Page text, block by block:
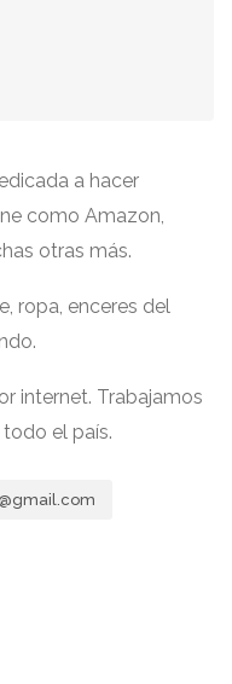
a hacer
como Amazon,
otras más.
ropa, enceres del
internet. Trabajamos
el país.